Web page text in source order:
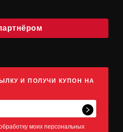
И ПОЛУЧИ КУПОН НА
моих персональных